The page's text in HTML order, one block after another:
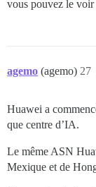
vous pouvez le voir
agemo (agemo) 27
Huawei a
que centre d’IA.
Le même ASN
Mexique et de